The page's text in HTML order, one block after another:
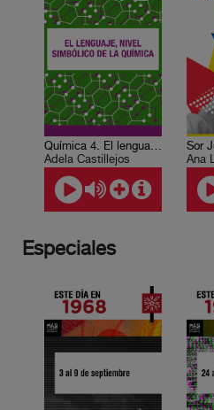
Química 4. El lenguaje, nivel simbólico de la química
Adela Castillejos
Especiales